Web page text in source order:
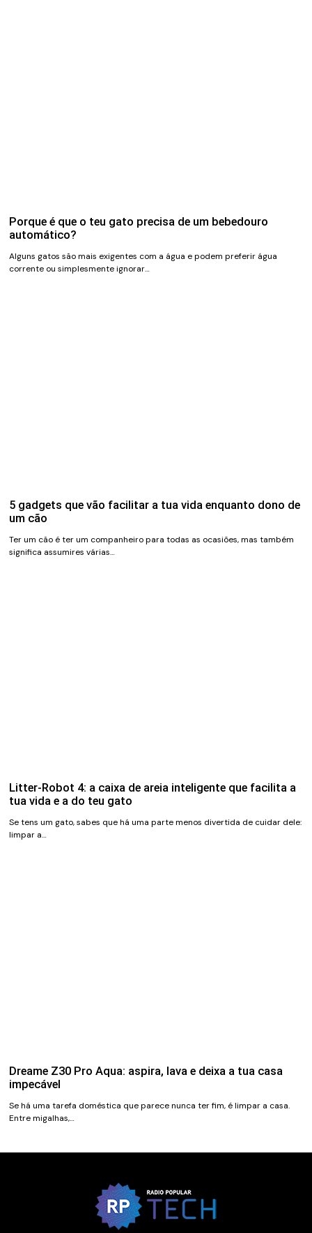
Porque é que o teu gato precisa de um bebedouro
automático?
Alguns gatos são mais exigentes com a água e podem preferir água
corrente ou simplesmente ignorar…
5 gadgets que vão facilitar a tua vida enquanto dono de
um cão
Ter um cão é ter um companheiro para todas as ocasiões, mas também
significa assumires várias…
Litter-Robot 4: a caixa de areia inteligente que facilita a
tua vida e a do teu gato
Se tens um gato, sabes que há uma parte menos divertida de cuidar dele:
limpar a…
Dreame Z30 Pro Aqua: aspira, lava e deixa a tua casa
impecável
Se há uma tarefa doméstica que parece nunca ter fim, é limpar a casa.
Entre migalhas,…